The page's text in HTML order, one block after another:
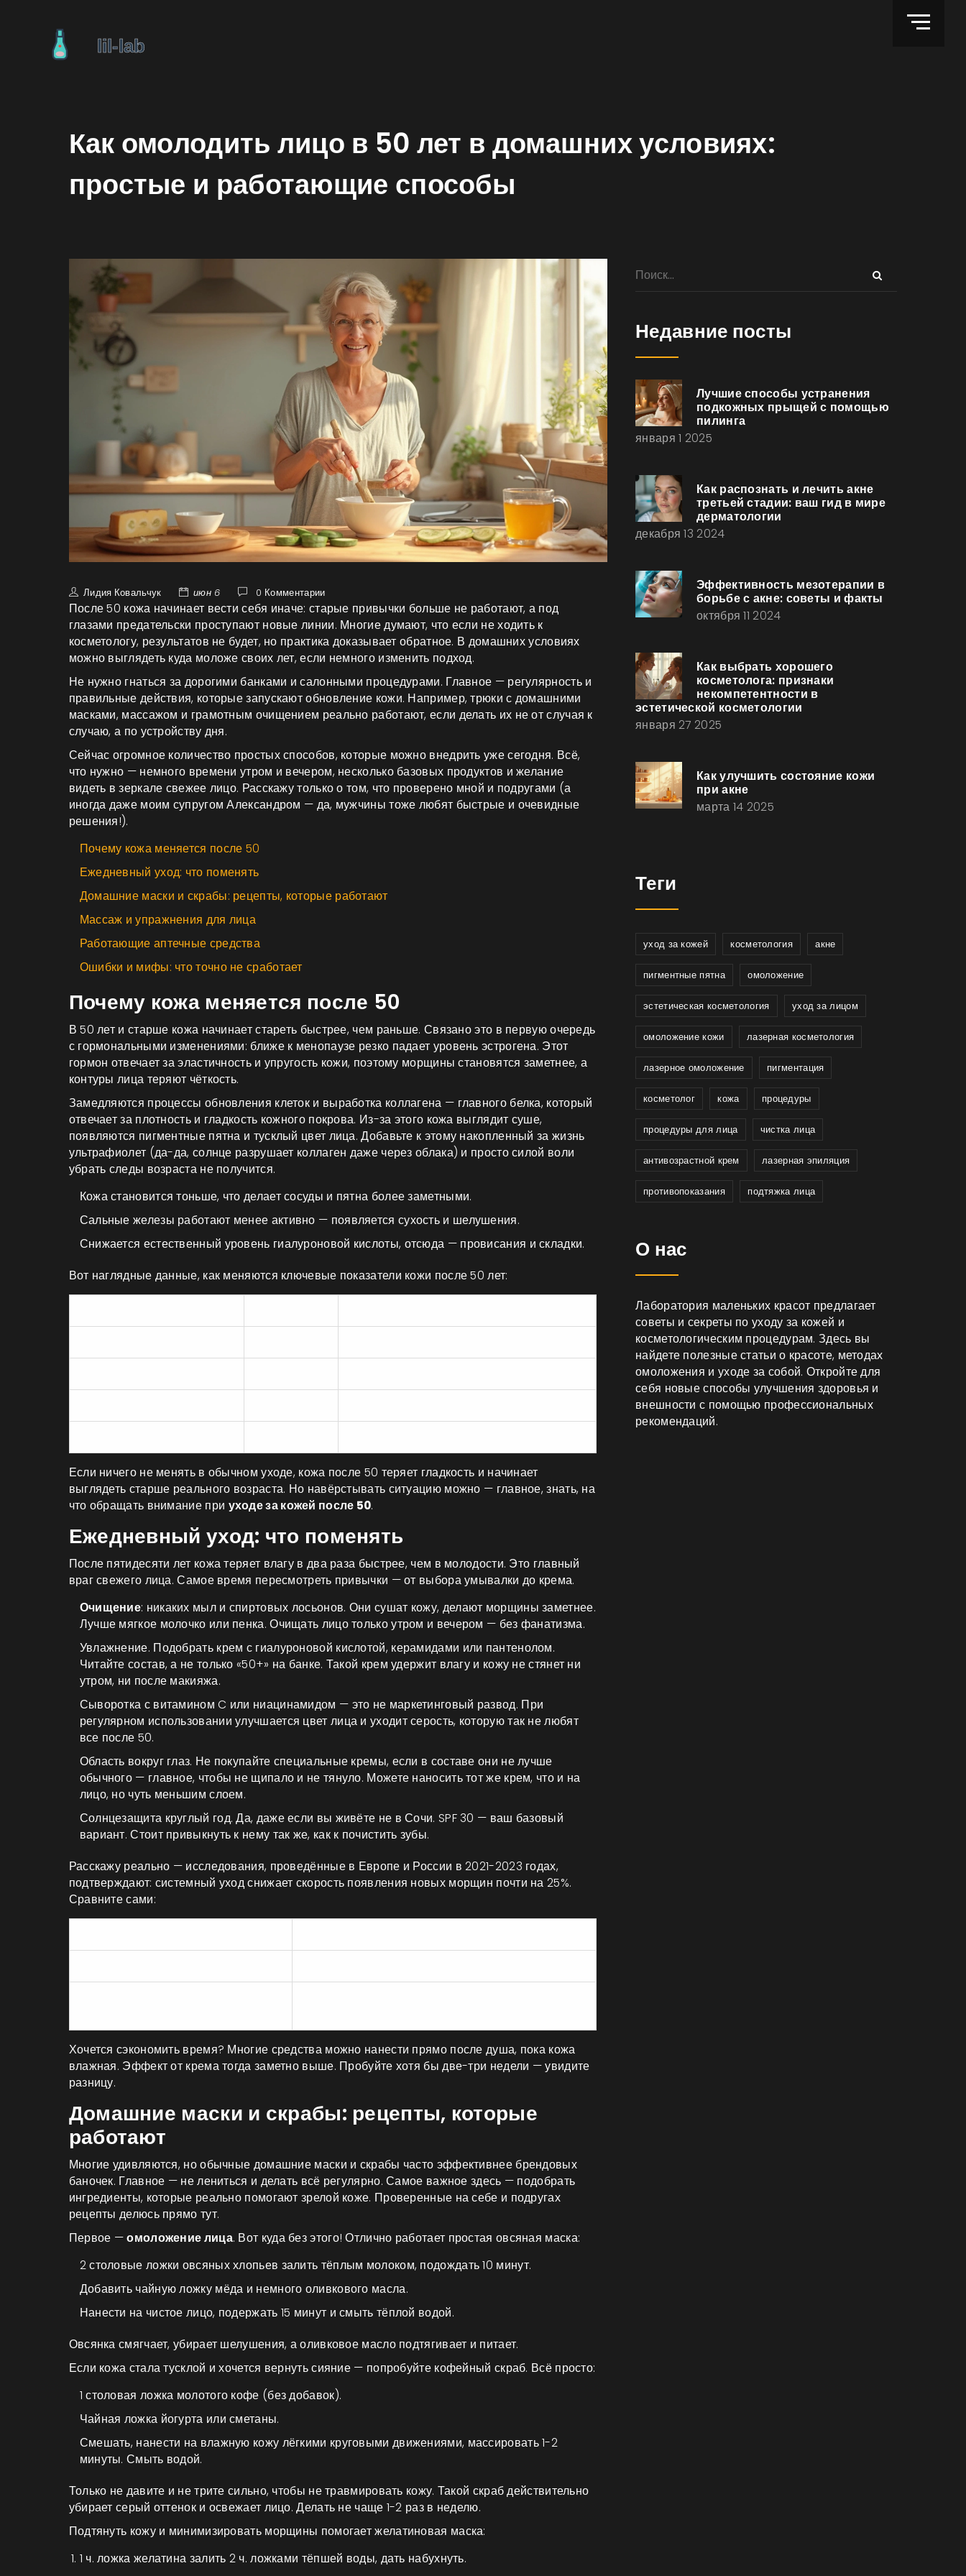
Как омолодить лицо в 50 лет в домашних условиях:
простые и работающие способы
Лидия Ковальчук июн 6 0 Комментарии
После 50 кожа начинает вести себя иначе: старые привычки больше не работают, а под
глазами предательски проступают новые линии. Многие думают, что если не ходить к
косметологу, результатов не будет, но практика доказывает обратное. В домашних условиях
можно выглядеть куда моложе своих лет, если немного изменить подход.
Не нужно гнаться за дорогими банками и салонными процедурами. Главное — регулярность и
правильные действия, которые запускают обновление кожи. Например, трюки с домашними
масками, массажом и грамотным очищением реально работают, если делать их не от случая к
случаю, а по устройству дня.
Сейчас огромное количество простых способов, которые можно внедрить уже сегодня. Всё,
что нужно — немного времени утром и вечером, несколько базовых продуктов и желание
видеть в зеркале свежее лицо. Расскажу только о том, что проверено мной и подругами (а
иногда даже моим супругом Александром — да, мужчины тоже любят быстрые и очевидные
решения!).
Почему кожа меняется после 50
Ежедневный уход: что поменять
Домашние маски и скрабы: рецепты, которые работают
Массаж и упражнения для лица
Работающие аптечные средства
Ошибки и мифы: что точно не сработает
Почему кожа меняется после 50
В 50 лет и старше кожа начинает стареть быстрее, чем раньше. Связано это в первую очередь
с гормональными изменениями: ближе к менопаузе резко падает уровень эстрогена. Этот
гормон отвечает за эластичность и упругость кожи, поэтому морщины становятся заметнее, а
контуры лица теряют чёткость.
Замедляются процессы обновления клеток и выработка коллагена — главного белка, который
отвечает за плотность и гладкость кожного покрова. Из-за этого кожа выглядит суше,
появляются пигментные пятна и тусклый цвет лица. Добавьте к этому накопленный за жизнь
ультрафиолет (да-да, солнце разрушает коллаген даже через облака) и просто силой воли
убрать следы возраста не получится.
Кожа становится тоньше, что делает сосуды и пятна более заметными.
Сальные железы работают менее активно — появляется сухость и шелушения.
Снижается естественный уровень гиалуроновой кислоты, отсюда — провисания и складки.
Вот наглядные данные, как меняются ключевые показатели кожи после 50 лет:
Если ничего не менять в обычном уходе, кожа после 50 теряет гладкость и начинает
выглядеть старше реального возраста. Но навёрстывать ситуацию можно — главное, знать, на
что обращать внимание при уходе за кожей после 50.
Ежедневный уход: что поменять
После пятидесяти лет кожа теряет влагу в два раза быстрее, чем в молодости. Это главный
враг свежего лица. Самое время пересмотреть привычки — от выбора умывалки до крема.
Очищение: никаких мыл и спиртовых лосьонов. Они сушат кожу, делают морщины заметнее.
Лучше мягкое молочко или пенка. Очищать лицо только утром и вечером — без фанатизма.
Увлажнение. Подобрать крем с гиалуроновой кислотой, керамидами или пантенолом.
Читайте состав, а не только «50+» на банке. Такой крем удержит влагу и кожу не стянет ни
утром, ни после макияжа.
Сыворотка с витамином C или ниацинамидом — это не маркетинговый развод. При
регулярном использовании улучшается цвет лица и уходит серость, которую так не любят
все после 50.
Область вокруг глаз. Не покупайте специальные кремы, если в составе они не лучше
обычного — главное, чтобы не щипало и не тянуло. Можете наносить тот же крем, что и на
лицо, но чуть меньшим слоем.
Солнцезащита круглый год. Да, даже если вы живёте не в Сочи. SPF 30 — ваш базовый
вариант. Стоит привыкнуть к нему так же, как к почистить зубы.
Расскажу реально — исследования, проведённые в Европе и России в 2021-2023 годах,
подтверждают: системный уход снижает скорость появления новых морщин почти на 25%.
Сравните сами:
Хочется сэкономить время? Многие средства можно нанести прямо после душа, пока кожа
влажная. Эффект от крема тогда заметно выше. Пробуйте хотя бы две-три недели — увидите
разницу.
Домашние маски и скрабы: рецепты, которые
работают
Многие удивляются, но обычные домашние маски и скрабы часто эффективнее брендовых
баночек. Главное — не лениться и делать всё регулярно. Самое важное здесь — подобрать
ингредиенты, которые реально помогают зрелой коже. Проверенные на себе и подругах
рецепты делюсь прямо тут.
Первое —омоложение лица. Вот куда без этого! Отлично работает простая овсяная маска:
2 столовые ложки овсяных хлопьев залить тёплым молоком, подождать 10 минут.
Добавить чайную ложку мёда и немного оливкового масла.
Нанести на чистое лицо, подержать 15 минут и смыть тёплой водой.
Овсянка смягчает, убирает шелушения, а оливковое масло подтягивает и питает.
Если кожа стала тусклой и хочется вернуть сияние — попробуйте кофейный скраб. Всё просто:
1 столовая ложка молотого кофе (без добавок).
Чайная ложка йогурта или сметаны.
Смешать, нанести на влажную кожу лёгкими круговыми движениями, массировать 1-2
минуты. Смыть водой.
Только не давите и не трите сильно, чтобы не травмировать кожу. Такой скраб действительно
убирает серый оттенок и освежает лицо. Делать не чаще 1-2 раз в неделю.
Подтянуть кожу и минимизировать морщины помогает желатиновая маска:
1 ч. ложка желатина залить 2 ч. ложками тёпшей воды, дать набухнуть.
Недавние посты
Лучшие способы устранения
подкожных прыщей с помощью
пилинга
января 1 2025
Как распознать и лечить акне
третьей стадии: ваш гид в мире
дерматологии
декабря 13 2024
Эффективность мезотерапии в
борьбе с акне: советы и факты
октября 11 2024
Как выбрать хорошего
косметолога: признаки
некомпетентности в
эстетической косметологии
января 27 2025
Как улучшить состояние кожи
при акне
марта 14 2025
Теги
уход за кожей косметология акне
пигментные пятна омоложение
эстетическая косметология уход за лицом
омоложение кожи лазерная косметология
лазерное омоложение пигментация
косметолог кожа процедуры
процедуры для лица чистка лица
антивозрастной крем лазерная эпиляция
противопоказания подтяжка лица
О нас
Лаборатория маленьких красот предлагает
советы и секреты по уходу за кожей и
косметологическим процедурам. Здесь вы
найдете полезные статьи о красоте, методах
омоложения и уходе за собой. Откройте для
себя новые способы улучшения здоровья и
внешности с помощью профессиональных
рекомендаций.